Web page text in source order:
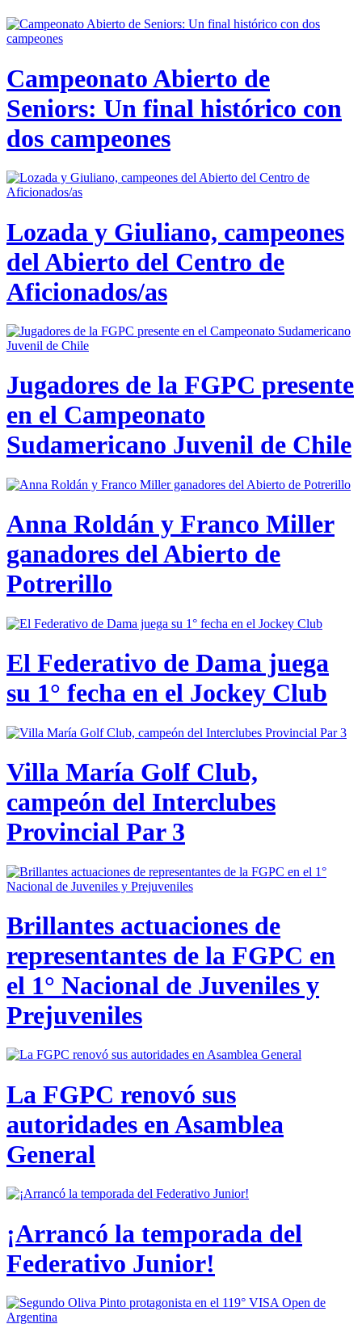
Campeonato Abierto de
Seniors: Un final histórico con
dos campeones
Lozada y Giuliano, campeones
del Abierto del Centro de
Aficionados/as
Jugadores de la FGPC presente
en el Campeonato
Sudamericano Juvenil de Chile
Anna Roldán y Franco Miller
ganadores del Abierto de
Potrerillo
El Federativo de Dama juega
su 1° fecha en el Jockey Club
Villa María Golf Club,
campeón del Interclubes
Provincial Par 3
Brillantes actuaciones de
representantes de la FGPC en
el 1° Nacional de Juveniles y
Prejuveniles
La FGPC renovó sus
autoridades en Asamblea
General
¡Arrancó la temporada del
Federativo Junior!